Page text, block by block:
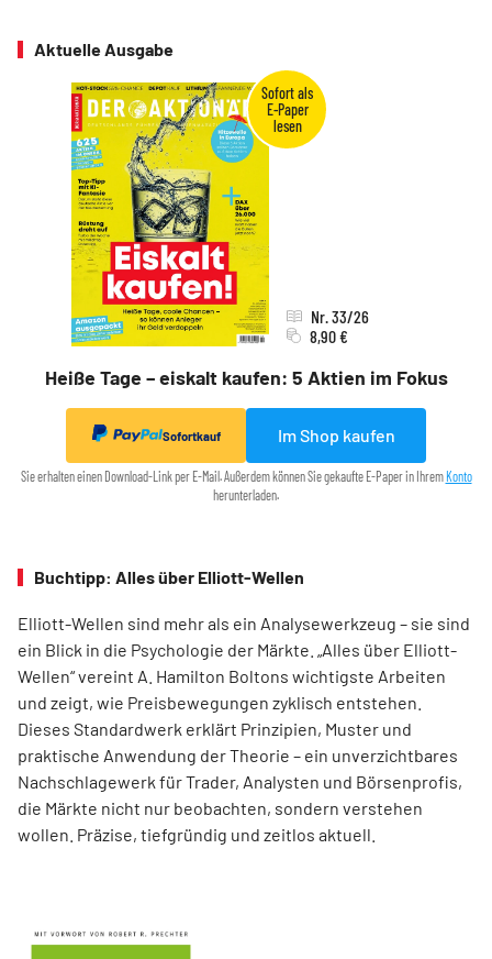
Aktuelle Ausgabe
Heiße Tage – eiskalt kaufen: 5 Aktien im Fokus
Nr. 33/26
8,90 €
Sofortkauf Im Shop kaufen
Sie erhalten einen Download-Link per E-Mail. Außerdem können Sie gekaufte E-Paper in Ihrem Konto
herunterladen.
Buchtipp: Alles über Elliott-Wellen
Elliott-Wellen sind mehr als ein Analysewerkzeug – sie sind
ein Blick in die Psychologie der Märkte. „Alles über Elliott-
Wellen“ vereint A. Hamilton Boltons wichtigste Arbeiten
und zeigt, wie Preisbewegungen zyklisch entstehen.
Dieses Standardwerk erklärt Prinzipien, Muster und
praktische Anwendung der Theorie – ein unverzichtbares
Nachschlagewerk für Trader, Analysten und Börsenprofis,
die Märkte nicht nur beobachten, sondern verstehen
wollen. Präzise, tiefgründig und zeitlos aktuell.